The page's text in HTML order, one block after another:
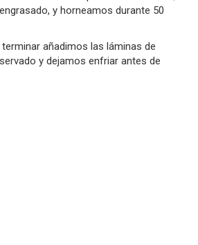
y horneamos durante 50
añadimos las láminas de
y dejamos enfriar antes de